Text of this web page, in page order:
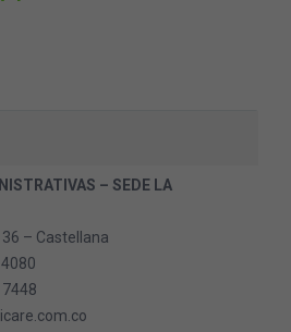
– SEDE LA
36 – Castellana
7448